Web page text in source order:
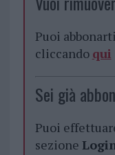
Puoi
cliccando qui
Sei già
Puoi
sezione